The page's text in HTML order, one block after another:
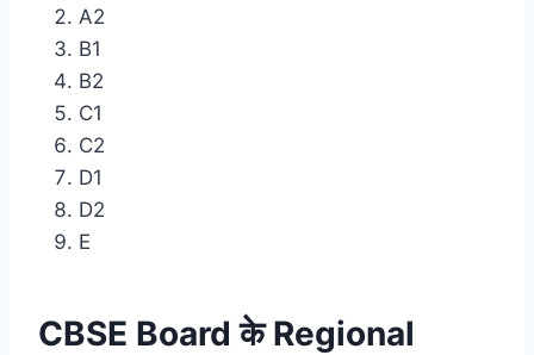
A2
B1
B2
C1
C2
D1
D2
E
CBSE Board के Regional